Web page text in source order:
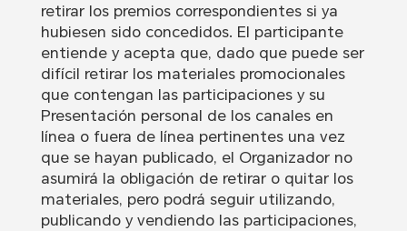
retirar los premios correspondientes si ya
hubiesen sido concedidos. El participante
entiende y acepta que, dado que puede ser
difícil retirar los materiales promocionales
que contengan las participaciones y su
Presentación personal de los canales en
línea o fuera de línea pertinentes una vez
que se hayan publicado, el Organizador no
asumirá la obligación de retirar o quitar los
materiales, pero podrá seguir utilizando,
publicando y vendiendo las participaciones,